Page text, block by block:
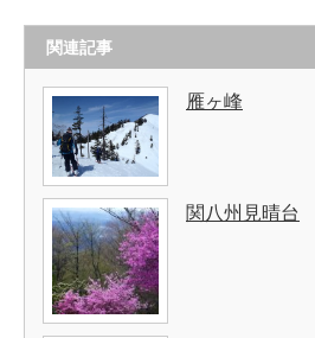
関連記事
雁ヶ峰
関八州見晴台